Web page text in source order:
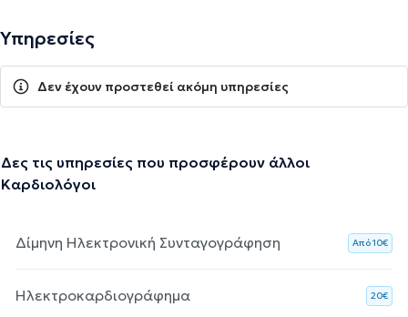
Υπηρεσίες
Δεν έχουν προστεθεί ακόμη υπηρεσίες
Δες τις υπηρεσίες που προσφέρουν άλλοι
Καρδιολόγοι
Δίμηνη Ηλεκτρονική Συνταγογράφηση Aπό 10€
Ηλεκτροκαρδιογράφημα 20€